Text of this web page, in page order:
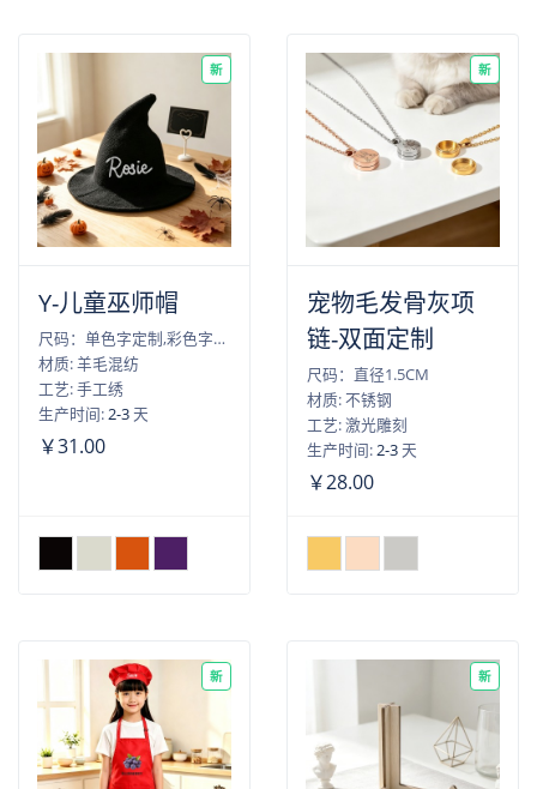
新
Y-儿童巫师帽
尺码：单色字定制,彩色字定制
材质: 羊毛混纺
工艺: 手工绣
生产时间:2-3天
￥31.00
新
宠物毛发骨灰项
链-双面定制
尺码：直径1.5CM
材质: 不锈钢
工艺: 激光雕刻
生产时间:2-3天
￥28.00
新 新